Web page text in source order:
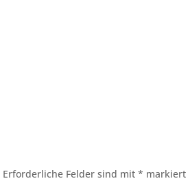
Erforderliche Felder sind mit* markiert